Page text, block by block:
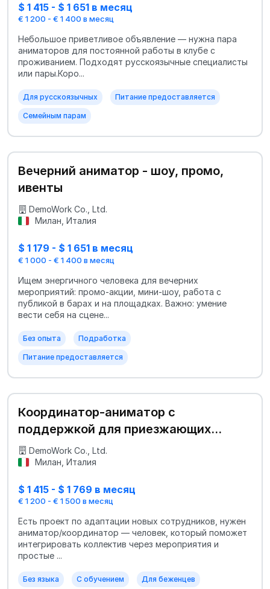
$ 1 415 - $ 1 651 в месяц
€ 1 200 - € 1 400 в месяц
Небольшое приветливое объявление — нужна пара
аниматоров для постоянной работы в клубе с
проживанием. Подходят русскоязычные специалисты
или пары.Коро...
Для русскоязычных Питание предоставляется
Семейным парам
Вечерний аниматор - шоу, промо,
ивенты
DemoWork Co., Ltd.
Милан, Италия
$ 1 179 - $ 1 651 в месяц
€ 1 000 - € 1 400 в месяц
Ищем энергичного человека для вечерних
мероприятий: промо-акции, мини-шоу, работа с
публикой в барах и на площадках. Важно: умение
вести себя на сцене...
Без опыта Подработка
Питание предоставляется
Координатор-аниматор с
поддержкой для приезжающих
сотрудников
DemoWork Co., Ltd.
Милан, Италия
$ 1 415 - $ 1 769 в месяц
€ 1 200 - € 1 500 в месяц
Есть проект по адаптации новых сотрудников, нужен
аниматор/координатор — человек, который поможет
интегрировать коллектив через мероприятия и
простые ...
Без языка С обучением Для беженцев